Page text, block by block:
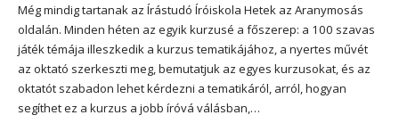
Még mindig tartanak az Írástudó Íróiskola Hetek az Aranymosás
oldalán. Minden héten az egyik kurzusé a főszerep: a 100 szavas
játék témája illeszkedik a kurzus tematikájához, a nyertes művét
az oktató szerkeszti meg, bemutatjuk az egyes kurzusokat, és az
oktatót szabadon lehet kérdezni a tematikáról, arról, hogyan
segíthet ez a kurzus a jobb íróvá válásban,…